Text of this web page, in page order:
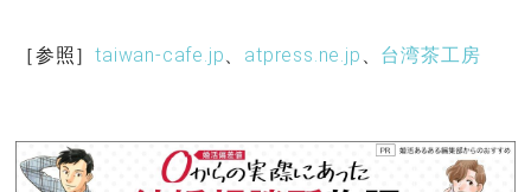
［参照］taiwan-cafe.jp、 atpress.ne.jp 、 台湾茶工房